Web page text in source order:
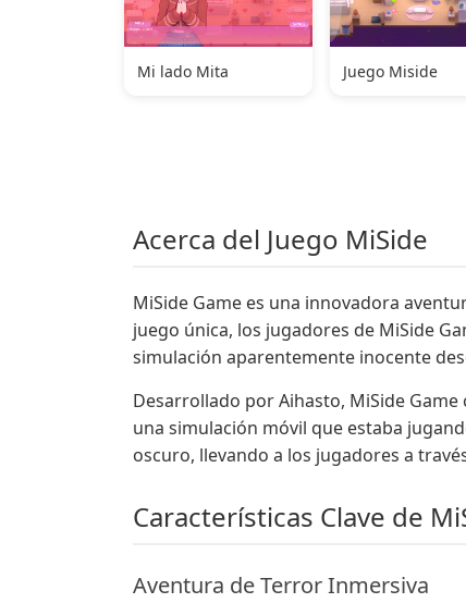
Mi lado Mita Juego Miside
Acerca del Juego MiSide
MiSide Game es una innovadora
juego única, los jugadores de MiSide
simulación aparentemente inocente
Desarrollado por Aihasto, MiSide
una simulación móvil que estaba
oscuro, llevando a los jugadores a
Características Clave de
Aventura de Terror Inmersiva